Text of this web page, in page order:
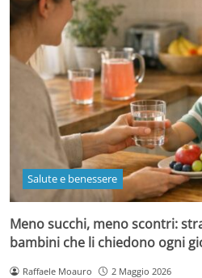
Salute e benessere
Meno succhi, meno scontri:
bambini che li chiedono ogni
Raffaele Moauro 2 Maggio 2026